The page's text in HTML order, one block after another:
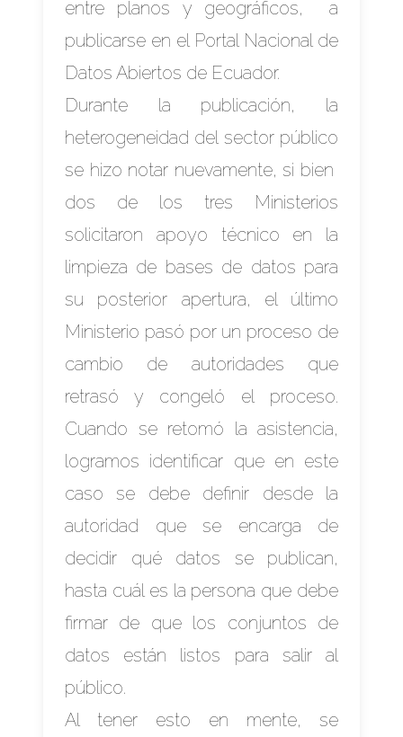
entre planos y geográficos, a
publicarse en el Portal Nacional de
Datos Abiertos de Ecuador.
Durante la publicación, la
heterogeneidad del sector público
se hizo notar nuevamente, si bien
dos de los tres Ministerios
solicitaron apoyo técnico en la
limpieza de bases de datos para
su posterior apertura, el último
Ministerio pasó por un proceso de
cambio de autoridades que
retrasó y congeló el proceso.
Cuando se retomó la asistencia,
logramos identificar que en este
caso se debe definir desde la
autoridad que se encarga de
decidir qué datos se publican,
hasta cuál es la persona que debe
firmar de que los conjuntos de
datos están listos para salir al
público.
Al tener esto en mente, se